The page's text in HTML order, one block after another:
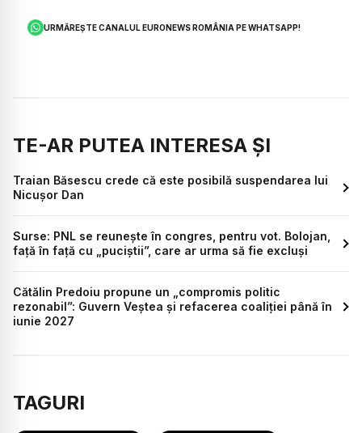
URMĂREȘTE CANALUL EURONEWS ROMÂNIA PE WHATSAPP!
TE-AR PUTEA INTERESA ȘI
Traian Băsescu crede că este posibilă suspendarea lui
Nicușor Dan
Surse: PNL se reunește în congres, pentru vot. Bolojan,
față în față cu „puciștii”, care ar urma să fie excluși
Cătălin Predoiu propune un „compromis politic
rezonabil”: Guvern Veștea și refacerea coaliției până în
iunie 2027
TAGURI